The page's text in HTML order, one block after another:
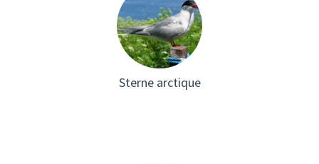
Sterne arctique